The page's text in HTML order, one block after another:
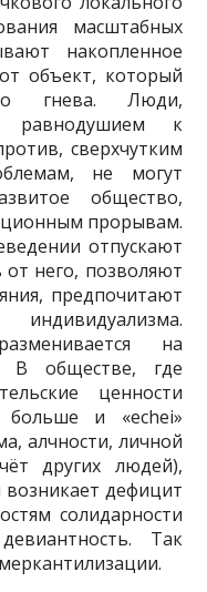
масштабных
накопленное
объект, который
гнева. Люди,
равнодушием к
сверхчутким
не могут
общество,
прорывам.
отпускают
от него, позволяют
предпочитают
на
В обществе, где
ценности
больше и «echei»
алчности, личной
других людей),
дефицит
солидарности
Так